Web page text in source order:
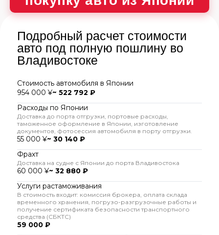
Подробный расчет стоимости
авто под полную пошлину во
Владивостоке
Стоимость автомобиля в Японии
954 000 ¥~ 522 792 ₽
Расходы по Японии
Доставка до порта отгрузки, портовые расходы,
таможенное оформление в Японии, изготовление
документов, фотосессия автомобиля в порту отгрузки.
55 000 ¥~ 30 140 ₽
Фрахт
Доставка на судне с Японии до порта Владивостока
60 000 ¥~ 32 880 ₽
Услуги растаможивания
В стоимость входит: комиссия брокера, оплата склада
временного хранения, погрузо-разгрузочные работы и
получение сертификата безопасности транспортного
средства (СБКТС)
59 000 ₽